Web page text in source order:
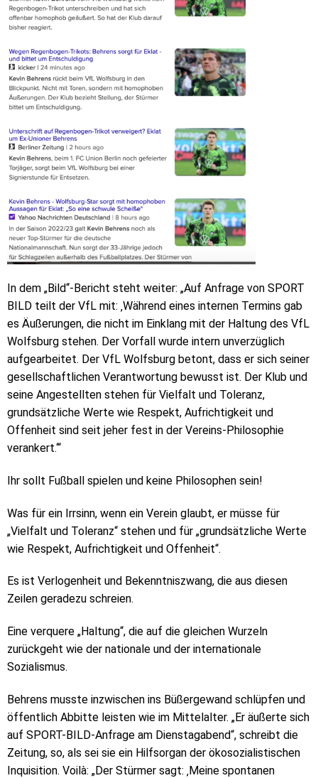
In dem „Bild“-Bericht steht weiter: „Auf Anfrage von SPORT
BILD teilt der VfL mit: ‚Während eines internen Termins gab
es Äußerungen, die nicht im Einklang mit der Haltung des VfL
Wolfsburg stehen. Der Vorfall wurde intern unverzüglich
aufgearbeitet. Der VfL Wolfsburg betont, dass er sich seiner
gesellschaftlichen Verantwortung bewusst ist. Der Klub und
seine Angestellten stehen für Vielfalt und Toleranz,
grundsätzliche Werte wie Respekt, Aufrichtigkeit und
Offenheit sind seit jeher fest in der Vereins-Philosophie
verankert.‘“
Ihr sollt Fußball spielen und keine Philosophen sein!
Was für ein Irrsinn, wenn ein Verein glaubt, er müsse für
„Vielfalt und Toleranz“ stehen und für „grundsätzliche Werte
wie Respekt, Aufrichtigkeit und Offenheit“.
Es ist Verlogenheit und Bekenntniszwang, die aus diesen
Zeilen geradezu schreien.
Eine verquere „Haltung“, die auf die gleichen Wurzeln
zurückgeht wie der nationale und der internationale
Sozialismus.
Behrens musste inzwischen ins Büßergewand schlüpfen und
öffentlich Abbitte leisten wie im Mittelalter. „Er äußerte sich
auf SPORT-BILD-Anfrage am Dienstagabend“, schreibt die
Zeitung, so, als sei sie ein Hilfsorgan der ökosozialistischen
Inquisition. Voilà: „Der Stürmer sagt: ‚Meine spontanen